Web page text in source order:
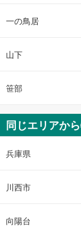
一の鳥居
山下
笹部
同じエリアか
兵庫県
川西市
向陽台